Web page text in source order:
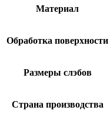
Материал
Обработка поверхности
Размеры слэбов
Страна производства